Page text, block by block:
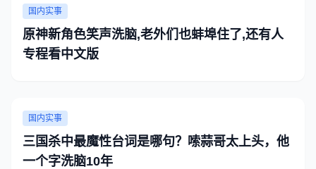
国内实事
原神新角色笑声洗脑,老外们也蚌埠住了,还有人
专程看中文版
国内实事
三国杀中最魔性台词是哪句？嗦蒜哥太上头，他
一个字洗脑10年